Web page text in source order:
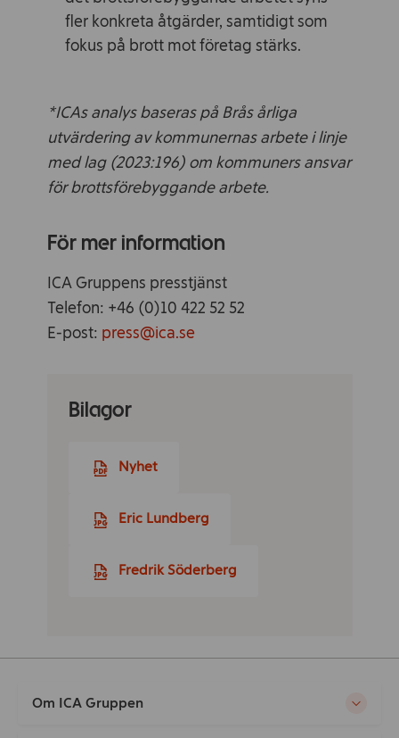
fler konkreta åtgärder, samtidigt som
fokus på brott mot företag stärks.
*ICAs analys baseras på Brås årliga
utvärdering av kommunernas arbete i linje
med lag (2023:196) om kommuners ansvar
för brottsförebyggande arbete.
För mer information
ICA Gruppens presstjänst
Telefon: +46 (0)10 422 52 52
E-post: press@ica.se
Bilagor
Nyhet
Eric Lundberg
Fredrik Söderberg
Om ICA Gruppen